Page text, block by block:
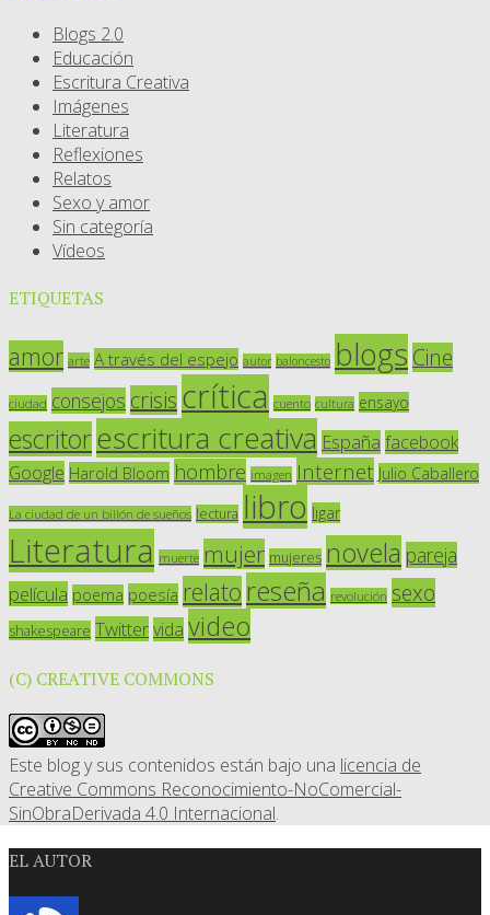
Blogs 2.0
Educación
Escritura Creativa
Imágenes
Literatura
Reflexiones
Relatos
Sexo y amor
Sin categoría
Vídeos
ETIQUETAS
amor arte A través del espejo autor baloncesto blogs Cine
ciudad consejos crisis crítica cuento cultura ensayo
escritorescritura creativa España facebook
Google Harold Bloom hombre imagen Internet Julio Caballero
La ciudad de un billón de sueños lectura libro ligar
Literatura muerte mujer mujeres novela pareja
película poema poesía relato reseña revolución sexo
shakespeare Twittervida video
(C) CREATIVE COMMONS
Este blog y sus contenidos están bajo una licencia de
Creative Commons Reconocimiento-NoComercial-
SinObraDerivada 4.0 Internacional.
EL AUTOR